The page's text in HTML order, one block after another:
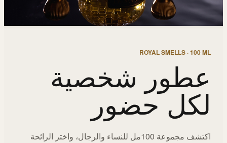
ROYAL SMELLS · 100 ML
عطور شخصية
لكل حضور
اكتشف مجموعة 100مل للنساء والرجال، واختر الرائحة